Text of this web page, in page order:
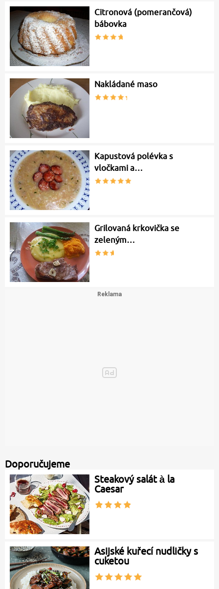
Citronová (pomerančová)
bábovka
Nakládané maso
Kapustová polévka s
vločkami a…
Grilovaná krkovička se
zeleným…
Doporučujeme
Steakový salát à la
Caesar
Asijské kuřecí nudličky s
cuketou